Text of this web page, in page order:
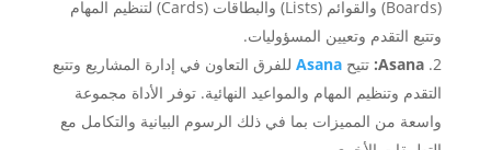
(Boards) والقوائم (Lists) والبطاقات (Cards) لتنظيم المهام
وتتبع التقدم وتعيين المسؤوليات.
Asana: تتيح Asana للفرق التعاون في إدارة المشاريع وتتبع
التقدم وتنظيم المهام والمواعيد النهائية. توفر الأداة مجموعة
واسعة من المميزات بما في ذلك الرسوم البيانية والتكامل مع